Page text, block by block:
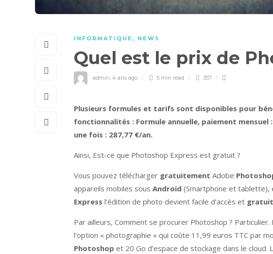
INFORMATIQUE , NEWS
Quel est le prix de
admin, 4 ans ago 5 min read 357
Plusieurs formules et tarifs sont disponibles pour
fonctionnalités : Formule annuelle, paiement mensuel
une fois : 287,77 €/an.
Ainsi, Est-ce que Photoshop Express est gratuit ?
Vous pouvez télécharger gratuitement Adobe
appareils mobiles sous Android (Smartphone et tablette),
Express l’édition de photo devient facile d’accès et
Par ailleurs, Comment se procurer Photoshop ? Particulier.
l’option « photographie » qui coûte 11,99 euros TTC par
Photoshop et 20 Go d’espace de stockage dans le cloud.